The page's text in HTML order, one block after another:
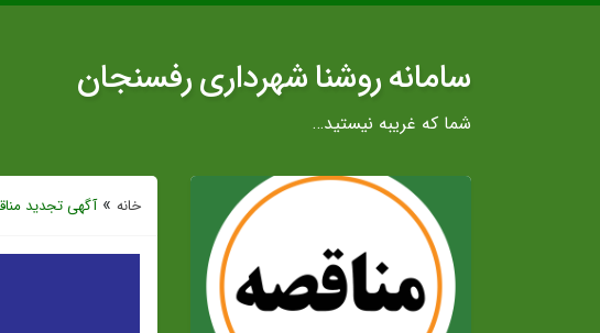
سامانه روشنا شهرداری رفسنجان
شما که غریبه نیستید…
خانه »آگهی تجدید